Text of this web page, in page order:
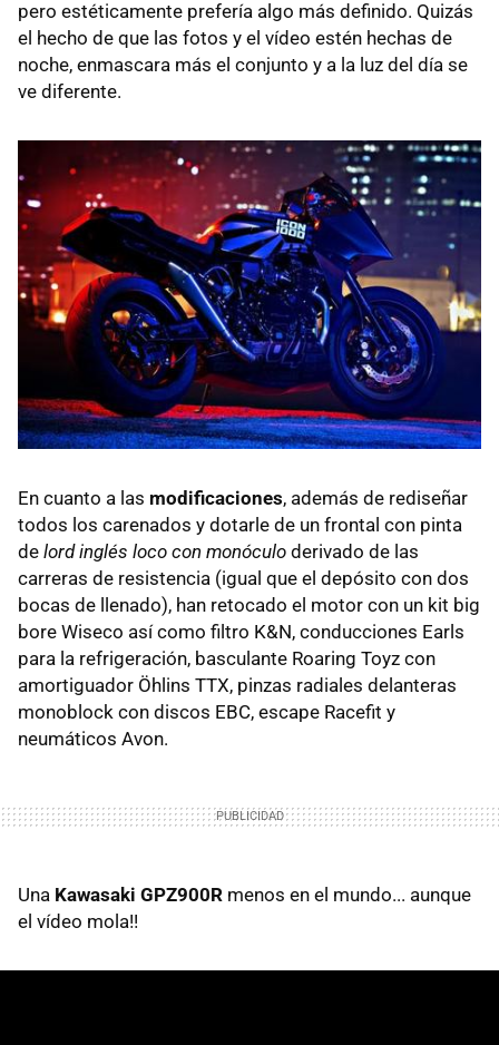
pero estéticamente prefería algo más definido. Quizás
el hecho de que las fotos y el vídeo estén hechas de
noche, enmascara más el conjunto y a la luz del día se
ve diferente.
En cuanto a las modificaciones, además de rediseñar
todos los carenados y dotarle de un frontal con pinta
de lord inglés loco con monóculo derivado de las
carreras de resistencia (igual que el depósito con dos
bocas de llenado), han retocado el motor con un kit big
bore Wiseco así como filtro K&N, conducciones Earls
para la refrigeración, basculante Roaring Toyz con
amortiguador Öhlins TTX, pinzas radiales delanteras
monoblock con discos EBC, escape Racefit y
neumáticos Avon.
Una Kawasaki GPZ900R menos en el mundo... aunque
el vídeo mola!!